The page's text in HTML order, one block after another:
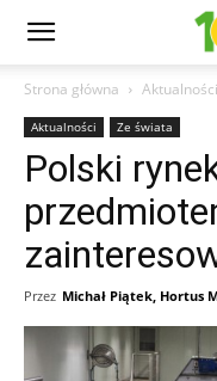
Strona główna Aktualności
Aktualności Ze świata
Polski
Przez Michał Piątek, Hortus